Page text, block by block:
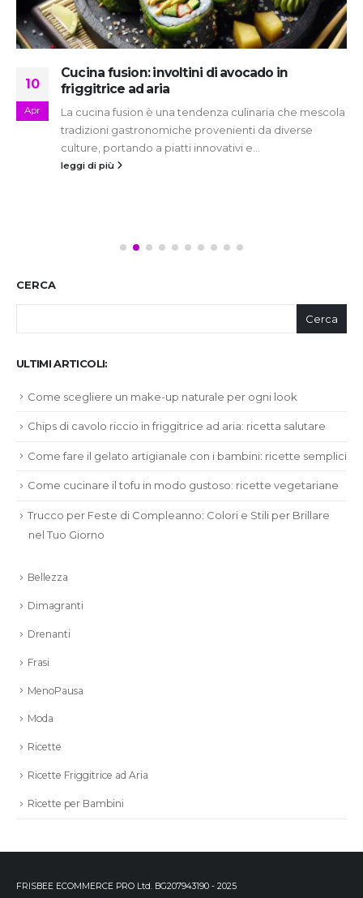
10
Apr
Cucina fusion: involtini di avocado in
friggitrice ad aria
La cucina fusion è una tendenza culinaria che mescola
tradizioni gastronomiche provenienti da diverse
culture, portando a piatti innovativi e...
leggi di più
CERCA
Cerca
ULTIMI ARTICOLI:
Come scegliere un make-up naturale per ogni look
Chips di cavolo riccio in friggitrice ad aria: ricetta salutare
Come fare il gelato artigianale con i bambini: ricette semplici
Come cucinare il tofu in modo gustoso: ricette vegetariane
Trucco per Feste di Compleanno: Colori e Stili per Brillare
nel Tuo Giorno
Bellezza
Dimagranti
Drenanti
Frasi
MenoPausa
Moda
Ricette
Ricette Friggitrice ad Aria
Ricette per Bambini
FRISBEE ECOMMERCE PRO Ltd. BG207943190 - 2025